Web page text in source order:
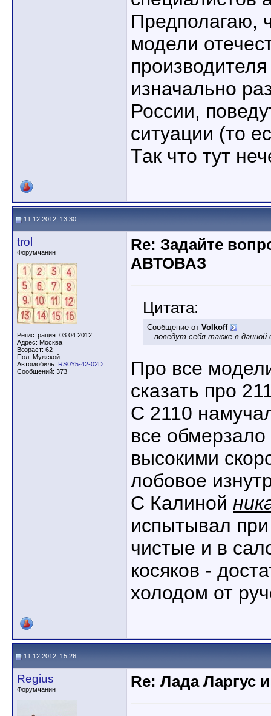
Предполагаю,
модели
изначально
России,
ситуации (то
Так что тут
11.12.2012, 13:30
trol
Форумчанин
Регистрация: 03.04.2012
Адрес: Москва
Возраст: 62
Пол: Мужской
Автомобиль: RS0Y5-42-02D
Сообщений: 373
Re: Задайте
АВТОВАЗ
Цитата:
Сообщение от Volkoff
...поведут себя также в
Про все
сказать про
С 2110
все
высокими
лобовое
С Калиной
испытывал
чистые и в
косяков -
холодом от
11.12.2012, 15:26
Regius
Форумчанин Re: Лада Ларгус